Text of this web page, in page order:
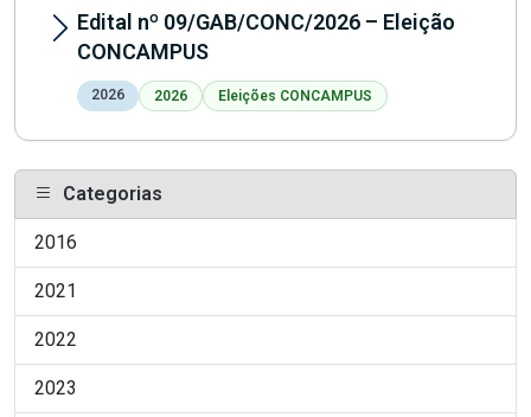
Edital nº 09/GAB/CONC/2026 – Eleição
CONCAMPUS
2026 2026 Eleições CONCAMPUS
Categorias
2016
2021
2022
2023